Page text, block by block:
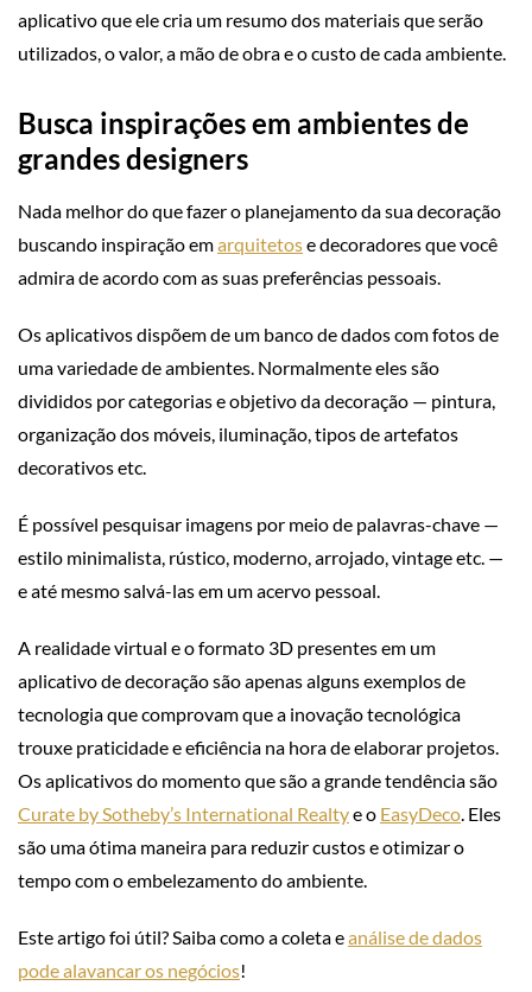
aplicativo que ele cria um resumo dos materiais que serão
utilizados, o valor, a mão de obra e o custo de cada ambiente.
Busca inspirações em ambientes de
grandes designers
Nada melhor do que fazer o planejamento da sua decoração
buscando inspiração emarquitetose decoradores que você
admira de acordo com as suas preferências pessoais.
Os aplicativos dispõem de um banco de dados com fotos de
uma variedade de ambientes. Normalmente eles são
divididos por categorias e objetivo da decoração — pintura,
organização dos móveis, iluminação, tipos de artefatos
decorativos etc.
É possível pesquisar imagens por meio de palavras-chave —
estilo minimalista, rústico, moderno, arrojado, vintage etc. —
e até mesmo salvá-las em um acervo pessoal.
A realidade virtual e o formato 3D presentes em um
aplicativo de decoração são apenas alguns exemplos de
tecnologia que comprovam que a inovação tecnológica
trouxe praticidade e eficiência na hora de elaborar projetos.
Os aplicativos do momento que são a grande tendência são
Curate by Sotheby’s International Realtye o EasyDeco. Eles
são uma ótima maneira para reduzir custos e otimizar o
tempo com o embelezamento do ambiente.
Este artigo foi útil? Saiba como a coleta eanálise de dados
pode alavancar os negócios!